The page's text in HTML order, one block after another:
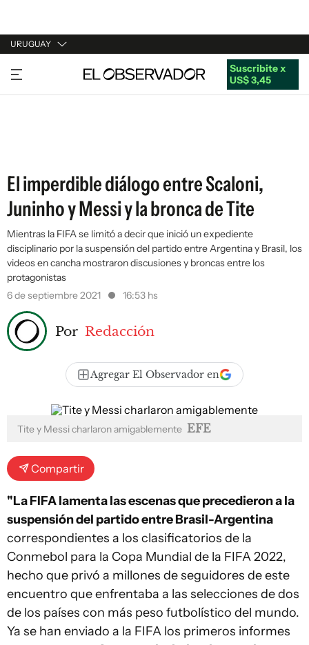
URUGUAY
URUGUAY
ARGENTINA
Suscribite x
US$ 3,45
El imperdible diálogo entre Scaloni,
Juninho y Messi y la bronca de Tite
Mientras la FIFA se limitó a decir que inició un expediente
disciplinario por la suspensión del partido entre Argentina y Brasil, los
videos en cancha mostraron discusiones y broncas entre los
protagonistas
6 de septiembre 2021
16:53 hs
Por Redacción
Agregar El Observador en
Tite y Messi charlaron amigablemente EFE
Compartir
"La FIFA lamenta las escenas que precedieron a la
suspensión del partido entre Brasil-Argentina
correspondientes a los clasificatorios de la
Conmebol para la Copa Mundial de la FIFA 2022,
hecho que privó a millones de seguidores de este
encuentro que enfrentaba a las selecciones de dos
de los países con más peso futbolístico del mundo.
Ya se han enviado a la FIFA los primeros informes